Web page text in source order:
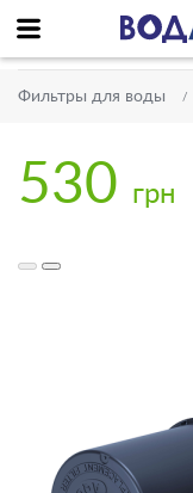
Фильтры для воды
530 грн